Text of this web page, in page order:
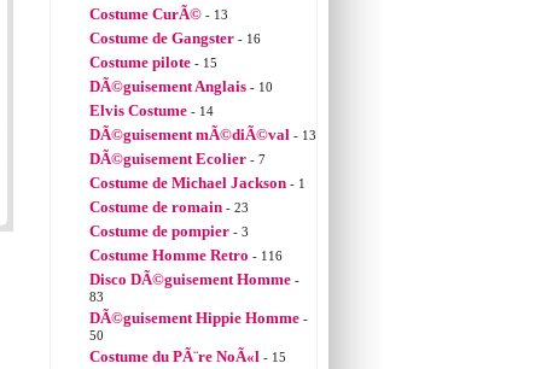
Costume CurÃ© - 13
Costume de Gangster - 16
Costume pilote - 15
DÃ©guisement Anglais - 10
Elvis Costume - 14
DÃ©guisement mÃ©diÃ©val - 13
DÃ©guisement Ecolier - 7
Costume de Michael Jackson - 1
Costume de romain - 23
Costume de pompier - 3
Costume Homme Retro - 116
Disco DÃ©guisement Homme -
83
DÃ©guisement Hippie Homme -
50
Costume du PÃ¨re NoÃ«l - 15